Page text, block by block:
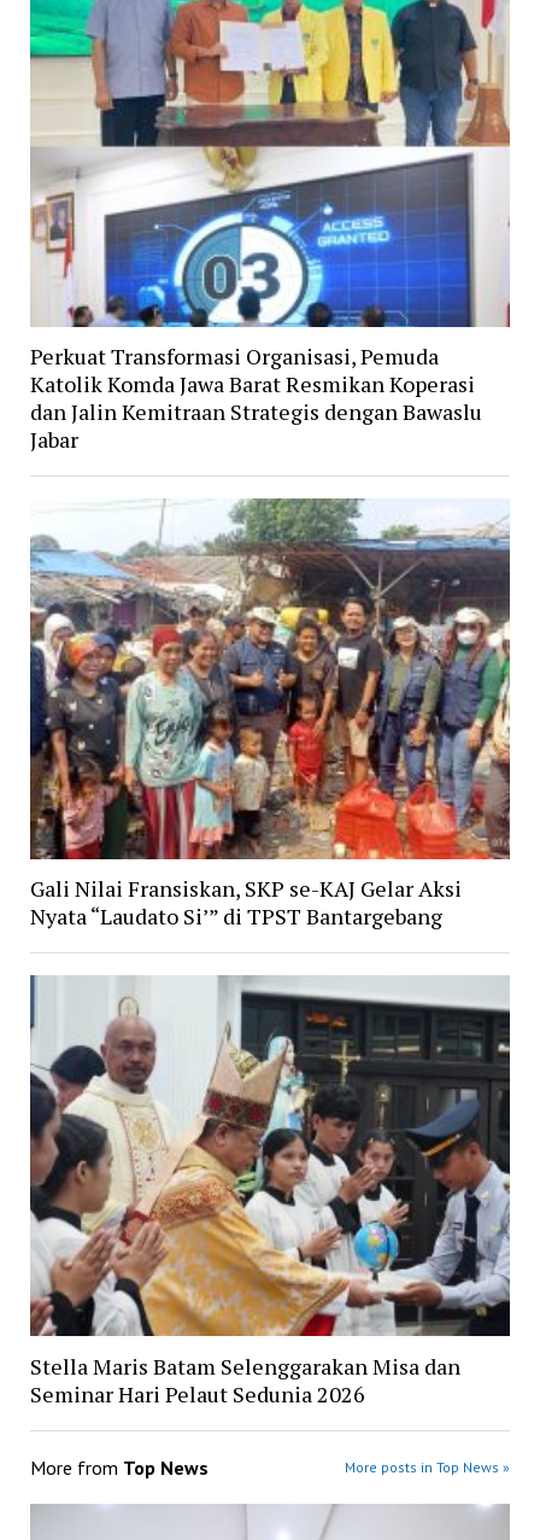
Perkuat Transformasi Organisasi, Pemuda
Katolik Komda Jawa Barat Resmikan Koperasi
dan Jalin Kemitraan Strategis dengan Bawaslu
Jabar
Gali Nilai Fransiskan, SKP se-KAJ Gelar Aksi
Nyata “Laudato Si’” di TPST Bantargebang
Stella Maris Batam Selenggarakan Misa dan
Seminar Hari Pelaut Sedunia 2026
More from Top News More posts in Top News »